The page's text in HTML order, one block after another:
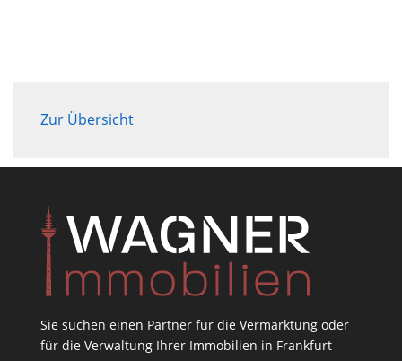
Zur Übersicht
Sie suchen einen Partner für die Vermarktung oder
für die Verwaltung Ihrer Immobilien in Frankfurt